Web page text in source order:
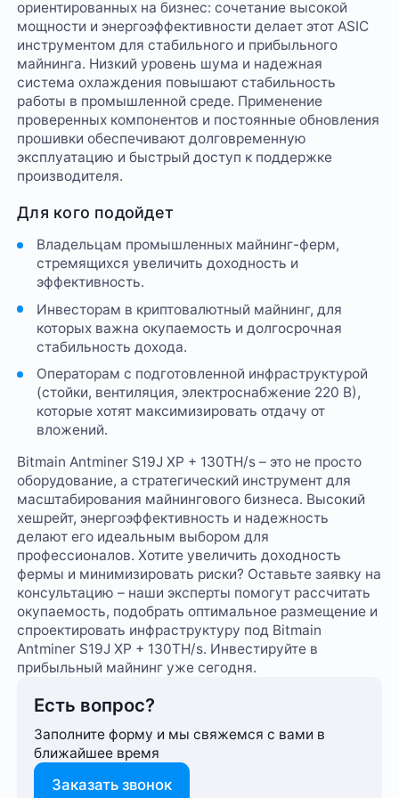
ориентированных на бизнес: сочетание высокой
мощности и энергоэффективности делает этот ASIC
инструментом для стабильного и прибыльного
майнинга. Низкий уровень шума и надежная
система охлаждения повышают стабильность
работы в промышленной среде. Применение
проверенных компонентов и постоянные обновления
прошивки обеспечивают долговременную
эксплуатацию и быстрый доступ к поддержке
производителя.
Для кого подойдет
Владельцам промышленных майнинг-ферм,
стремящихся увеличить доходность и
эффективность.
Инвесторам в криптовалютный майнинг, для
которых важна окупаемость и долгосрочная
стабильность дохода.
Операторам с подготовленной инфраструктурой
(стойки, вентиляция, электроснабжение 220 В),
которые хотят максимизировать отдачу от
вложений.
Bitmain Antminer S19J XP + 130TH/s – это не просто
оборудование, а стратегический инструмент для
масштабирования майнингового бизнеса. Высокий
хешрейт, энергоэффективность и надежность
делают его идеальным выбором для
профессионалов. Хотите увеличить доходность
фермы и минимизировать риски? Оставьте заявку на
консультацию – наши эксперты помогут рассчитать
окупаемость, подобрать оптимальное размещение и
спроектировать инфраструктуру под Bitmain
Antminer S19J XP + 130TH/s. Инвестируйте в
прибыльный майнинг уже сегодня.
Есть вопрос?
Заполните форму и мы свяжемся с вами в
ближайшее время
Заказать звонок